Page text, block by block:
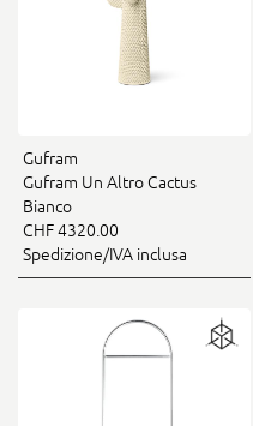
Gufram
Gufram Un Altro Cactus
Bianco
CHF 4320.00
Spedizione/IVA inclusa